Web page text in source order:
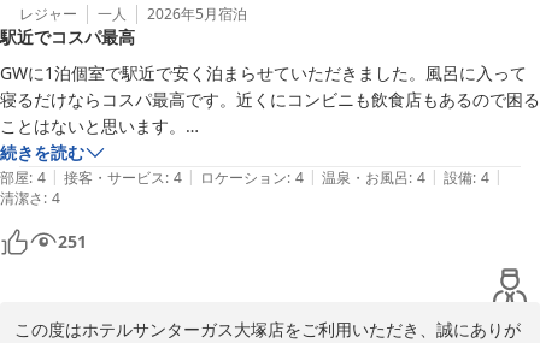
レジャー 一人 2026年5月宿泊
駅近でコスパ最高
GWに1泊個室で駅近で安く泊まらせていただきました。風呂に入って
寝るだけならコスパ最高です。近くにコンビニも飲食店もあるので困る
ことはないと思います。
チェックアウトも12:00なのでゆっくりできてよかったです。
続きを読む
部屋: 4 | 接客・サービス: 4 | ロケーション: 4 | 温泉・お風呂: 4 | 設備: 4 |
清潔さ: 4
251
この度はホテルサンターガス大塚店をご利用いただき、誠にありが